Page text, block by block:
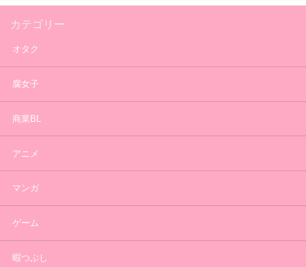
カテゴリー
オタク
腐女子
商業BL
アニメ
マンガ
ゲーム
暇つぶし